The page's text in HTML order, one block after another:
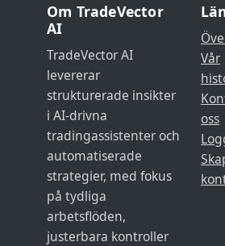
Om TradeVector
AI
TradeVector AI
levererar
strukturerade insikter
i AI-drivna
tradingassistenter och
automatiserade
strategier, med fokus
på tydliga
arbetsflöden,
justerbara kontroller
Vår
oss